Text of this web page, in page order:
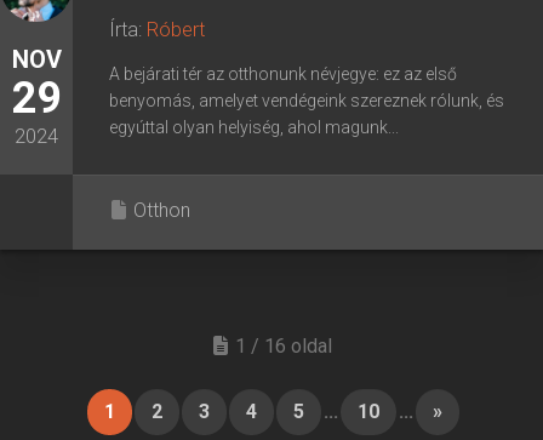
NOV
29
2024
Írta: Róbert
A bejárati tér az otthonunk névjegye: ez az első
benyomás, amelyet vendégeink szereznek rólunk, és
egyúttal olyan helyiség, ahol magunk...
Otthon
1 / 16 oldal
1 2 3 4 5 ... 10 ... »